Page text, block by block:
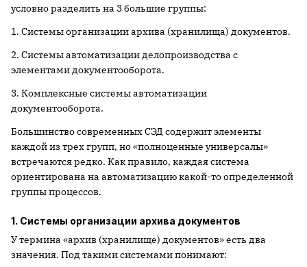
условно разделить на 3 большие группы:
1. Системы организации архива (хранилища) документов.
2. Системы автоматизации делопроизводства с
элементами документооборота.
3. Комплексные системы автоматизации
документооборота.
Большинство современных СЭД содержит элементы
каждой из трех групп, но «полноценные универсалы»
встречаются редко. Как правило, каждая система
ориентирована на автоматизацию какой-то определенной
группы процессов.
1. Системы организации архива документов
У термина «архив (хранилище) документов» есть два
значения. Под такими системами понимают: